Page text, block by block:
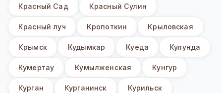
Красный Сад Красный Сулин
Красный луч Кропоткин Крыловская
Крымск Кудымкар Куеда Кулунда
Кумертау Кумылженская Кунгур
Курган Курганинск Курильск